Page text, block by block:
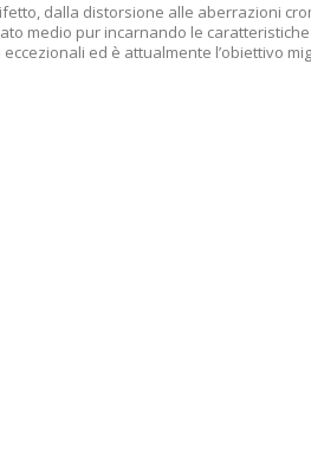
dalla distorsione alle aberrazioni
medio pur incarnando le
ed è attualmente l’obiettivo